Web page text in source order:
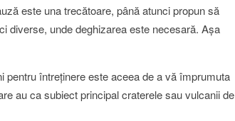
este una trecătoare, până atunci propun să
diverse, unde deghizarea este necesară. Aşa
pentru întreţinere este aceea de a vă împrumuta
au ca subiect principal craterele sau vulcanii de